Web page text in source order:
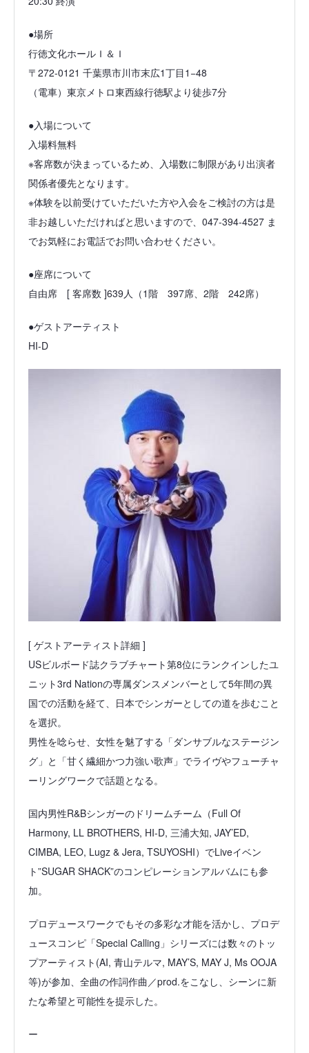
●場所
行徳文化ホールＩ＆Ｉ
〒272-0121 千葉県市川市末広1丁目1−48
（電車）東京メトロ東西線行徳駅より徒歩7分
●入場について
入場料無料
※客席数が決まっているため、入場数に制限があり出演者
関係者優先となります。
※体験を以前受けていただいた方や入会をご検討の方は是
非お越しいただければと思いますので、047-394-4527 ま
でお気軽にお電話でお問い合わせください。
●座席について
自由席 [ 客席数 ]639人（1階 397席、2階 242席）
●ゲストアーティスト
HI-D
[ ゲストアーティスト詳細 ]
USビルボード誌クラブチャート第8位にランクインしたユ
ニット3rd Nationの専属ダンスメンバーとして5年間の異
国での活動を経て、日本でシンガーとしての道を歩むこと
を選択。
男性を唸らせ、女性を魅了する「ダンサブルなステージン
グ」と「甘く繊細かつ力強い歌声」でライヴやフューチャ
ーリングワークで話題となる。
国内男性R&Bシンガーのドリームチーム（Full Of
Harmony, LL BROTHERS, HI-D, 三浦大知, JAY’ED,
CIMBA, LEO, Lugz & Jera, TSUYOSHI）でLiveイベン
ト”SUGAR SHACK”のコンピレーションアルバムにも参
加。
プロデュースワークでもその多彩な才能を活かし、プロデ
ュースコンピ「Special Calling」シリーズには数々のトッ
プアーティスト(AI, 青山テルマ, MAY’S, MAY J, Ms OOJA
等)が参加、全曲の作詞作曲／prod.をこなし、シーンに新
たな希望と可能性を提示した。
ー